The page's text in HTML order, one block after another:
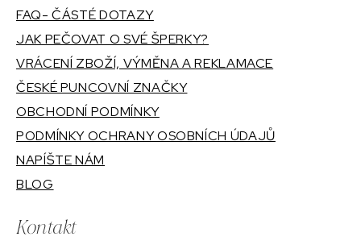
FAQ- ČÁSTÉ DOTAZY
JAK PEČOVAT O SVÉ ŠPERKY?
VRÁCENÍ ZBOŽÍ, VÝMĚNA A REKLAMACE
ČESKÉ PUNCOVNÍ ZNAČKY
OBCHODNÍ PODMÍNKY
PODMÍNKY OCHRANY OSOBNÍCH ÚDAJŮ
NAPÍŠTE NÁM
BLOG
Kontakt